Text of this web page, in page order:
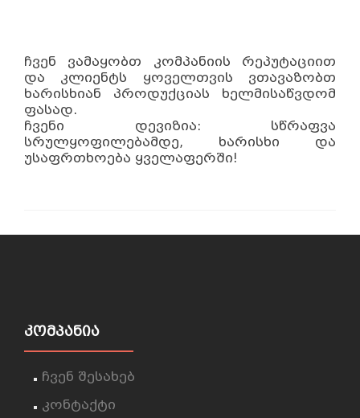
ჩვენ ვამაყობთ კომპანიის რეპუტაციით
და კლიენტს ყოველთვის ვთავაზობთ
ხარისხიან პროდუქციას ხელმისაწვდომ
ფასად.
ჩვენი დევიზია: სწრაფვა
სრულყოფილებამდე, ხარისხი და
უსაფრთხოება ყველაფერში!
ᲙᲝᲛᲞᲐᲜᲘᲐ
ჩვენ შესახებ
კონტაქტი